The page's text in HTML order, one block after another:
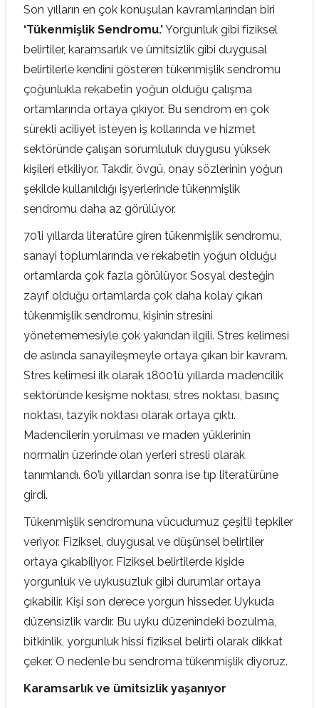
Son yılların en çok konuşulan kavramlarından biri
‘Tükenmişlik Sendromu.’Yorgunluk gibi fiziksel
belirtiler, karamsarlık ve ümitsizlik gibi duygusal
belirtilerle kendini gösteren tükenmişlik sendromu
çoğunlukla rekabetin yoğun olduğu çalışma
ortamlarında ortaya çıkıyor. Bu sendrom en çok
sürekli aciliyet isteyen iş kollarında ve hizmet
sektöründe çalışan sorumluluk duygusu yüksek
kişileri etkiliyor. Takdir, övgü, onay sözlerinin yoğun
şekilde kullanıldığı işyerlerinde tükenmişlik
sendromu daha az görülüyor.
70’li yıllarda literatüre giren tükenmişlik sendromu,
sanayi toplumlarında ve rekabetin yoğun olduğu
ortamlarda çok fazla görülüyor. Sosyal desteğin
zayıf olduğu ortamlarda çok daha kolay çıkan
tükenmişlik sendromu, kişinin stresini
yönetememesiyle çok yakından ilgili. Stres kelimesi
de aslında sanayileşmeyle ortaya çıkan bir kavram.
Stres kelimesi ilk olarak 1800’lü yıllarda madencilik
sektöründe kesişme noktası, stres noktası, basınç
noktası, tazyik noktası olarak ortaya çıktı.
Madencilerin yorulması ve maden yüklerinin
normalin üzerinde olan yerleri stresli olarak
tanımlandı. 60’lı yıllardan sonra ise tıp literatürüne
girdi.
Tükenmişlik sendromuna vücudumuz çeşitli tepkiler
veriyor. Fiziksel, duygusal ve düşünsel belirtiler
ortaya çıkabiliyor. Fiziksel belirtilerde kişide
yorgunluk ve uykusuzluk gibi durumlar ortaya
çıkabilir. Kişi son derece yorgun hisseder. Uykuda
düzensizlik vardır. Bu uyku düzenindeki bozulma,
bitkinlik, yorgunluk hissi fiziksel belirti olarak dikkat
çeker. O nedenle bu sendroma tükenmişlik diyoruz.
Karamsarlık ve ümitsizlik yaşanıyor